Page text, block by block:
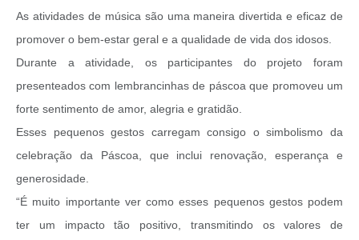
As atividades de música são uma maneira divertida e eficaz de
promover o bem-estar geral e a qualidade de vida dos idosos.
Durante a atividade, os participantes do projeto foram
presenteados com lembrancinhas de páscoa que promoveu um
forte sentimento de amor, alegria e gratidão.
Esses pequenos gestos carregam consigo o simbolismo da
celebração da Páscoa, que inclui renovação, esperança e
generosidade.
“É muito importante ver como esses pequenos gestos podem
ter um impacto tão positivo, transmitindo os valores de